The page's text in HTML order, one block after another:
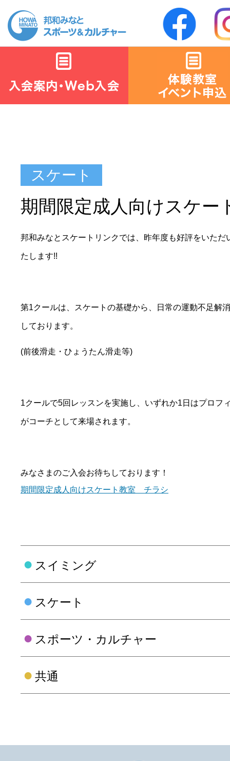
期間限定成人向けスケ
邦和みなとスケートリンクでは、昨年度も好評をいた
たします!!
第1クールは、スケートの基礎から、日常の運動不足解
しております。
(前後滑走・ひょうたん滑走等)
1クールで5回レッスンを実施し、いずれか1日はプロフ
がコーチとして来場されます。
みなさまのご入会お待ちしております！
期間限定成人向けスケート教室 チラシ